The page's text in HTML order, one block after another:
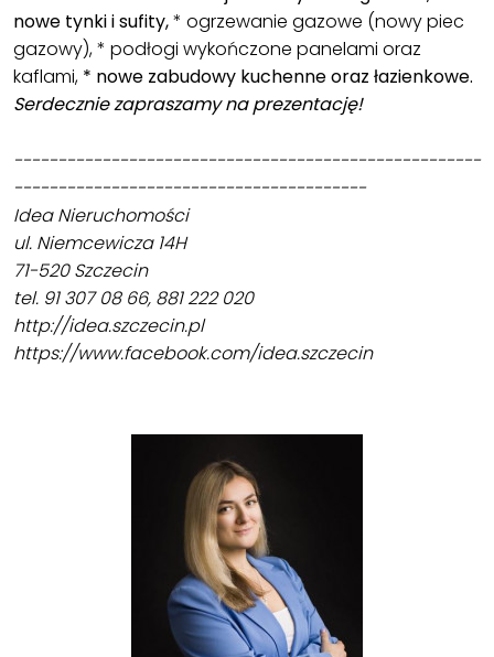
nowe tynki i sufity,* ogrzewanie gazowe (nowy piec
gazowy), * podłogi wykończone panelami oraz
kaflami, * nowe zabudowy kuchenne oraz łazienkowe.
Serdecznie zapraszamy na prezentację!
-----------------------------------------------------
----------------------------------------
Idea Nieruchomości
ul. Niemcewicza 14H
71-520 Szczecin
tel. 91 307 08 66, 881 222 020
http://idea.szczecin.pl
https://www.facebook.com/idea.szczecin